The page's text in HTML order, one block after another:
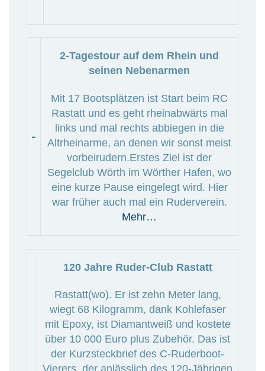
2-Tagestour auf dem Rhein und
seinen Nebenarmen
Mit 17 Bootsplätzen ist Start beim RC
Rastatt und es geht rheinabwärts mal
links und mal rechts abbiegen in die
Altrheinarme, an denen wir sonst meist
vorbeirudern.Erstes Ziel ist der
Segelclub Wörth im Wörther Hafen, wo
eine kurze Pause eingelegt wird. Hier
war früher auch mal ein Ruderverein.
Mehr…
120 Jahre Ruder-Club Rastatt
Rastatt(wo). Er ist zehn Meter lang,
wiegt 68 Kilogramm, dank Kohlefaser
mit Epoxy, ist Diamantweiß und kostete
über 10 000 Euro plus Zubehör. Das ist
der Kurzsteckbrief des C-Ruderboot-